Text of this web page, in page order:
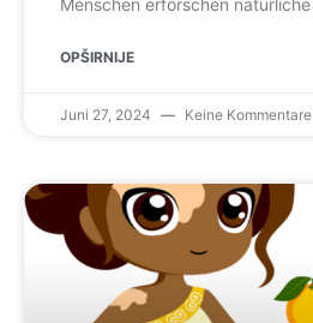
Menschen erforschen natürliche
OPŠIRNIJE
Juni 27, 2024 Keine Kommentare